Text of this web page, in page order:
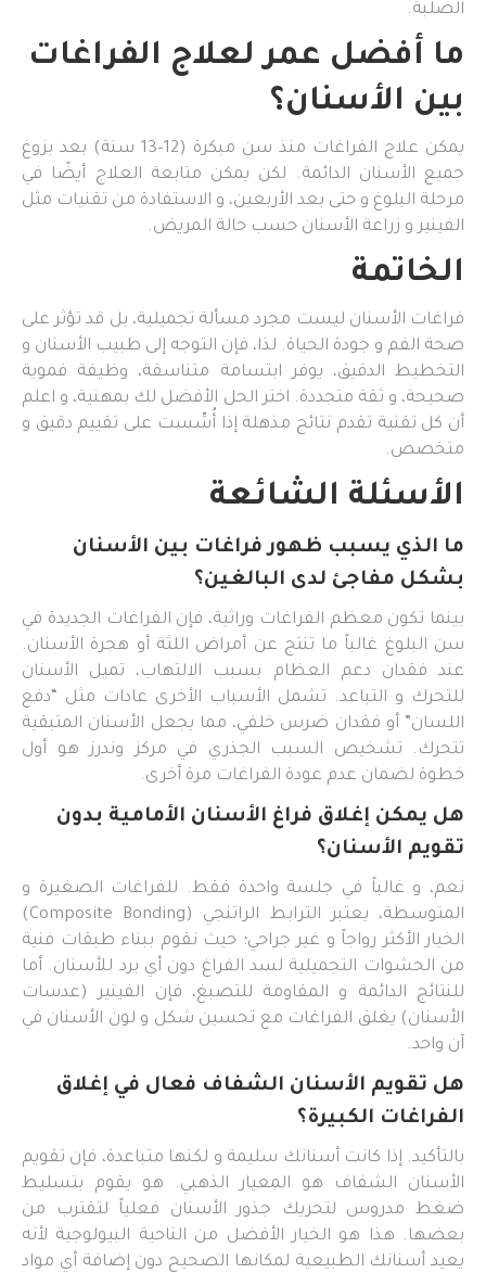
الصلبة.
ما أفضل عمر لعلاج الفراغات
بين الأسنان؟
يمكن علاج الفراغات منذ سن مبكرة (12–13 سنة) بعد بزوغ
جميع الأسنان الدائمة. لكن يمكن متابعة العلاج أيضًا في
مرحلة البلوغ و حتى بعد الأربعين، و الاستفادة من تقنيات مثل
الفينير و زراعة الأسنان حسب حالة المريض.
الخاتمة
فراغات الأسنان ليست مجرد مسألة تجميلية، بل قد تؤثر على
صحة الفم و جودة الحياة. لذا، فإن التوجه إلى طبيب الأسنان و
التخطيط الدقيق، يوفر ابتسامة متناسقة، وظيفة فموية
صحيحة، و ثقة متجددة. اختر الحل الأفضل لك بمهنية، و اعلم
أن كل تقنية تقدم نتائج مذهلة إذا أُسِّست على تقييم دقيق و
متخصص.
الأسئلة الشائعة
ما الذي يسبب ظهور فراغات بين الأسنان
بشكل مفاجئ لدى البالغين؟
بينما تكون معظم الفراغات وراثية، فإن الفراغات الجديدة في
سن البلوغ غالباً ما تنتج عن أمراض اللثة أو هجرة الأسنان.
عند فقدان دعم العظام بسبب الالتهاب، تميل الأسنان
للتحرك و التباعد. تشمل الأسباب الأخرى عادات مثل “دفع
اللسان” أو فقدان ضرس خلفي، مما يجعل الأسنان المتبقية
تتحرك. تشخيص السبب الجذري في مركز وندرز هو أول
خطوة لضمان عدم عودة الفراغات مرة أخرى.
هل يمكن إغلاق فراغ الأسنان الأمامية بدون
تقويم الأسنان؟
نعم، و غالباً في جلسة واحدة فقط. للفراغات الصغيرة و
المتوسطة، يعتبر الترابط الراتنجي (Composite Bonding)
الخيار الأكثر رواجاً و غير جراحي؛ حيث نقوم ببناء طبقات فنية
من الحشوات التجميلية لسد الفراغ دون أي برد للأسنان. أما
للنتائج الدائمة و المقاومة للتصبغ، فإن الفينير (عدسات
الأسنان) يغلق الفراغات مع تحسين شكل و لون الأسنان في
آن واحد.
هل تقويم الأسنان الشفاف فعال في إغلاق
الفراغات الكبيرة؟
بالتأكيد. إذا كانت أسنانك سليمة و لكنها متباعدة، فإن تقويم
الأسنان الشفاف هو المعيار الذهبي. هو يقوم بتسليط
ضغط مدروس لتحريك جذور الأسنان فعلياً لتقترب من
بعضها. هذا هو الخيار الأفضل من الناحية البيولوجية لأنه
يعيد أسنانك الطبيعية لمكانها الصحيح دون إضافة أي مواد